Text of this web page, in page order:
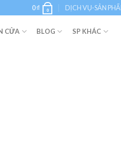
0₫ 0 DỊCH VỤ-SẢN
CỬA BLOG SP KHÁC